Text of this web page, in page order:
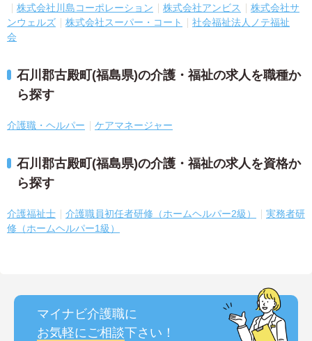
株式会社川島コーポレーション
株式会社アンビス
株式会社サ
ンウェルズ
株式会社スーパー・コート
社会福祉法人ノテ福祉
会
石川郡古殿町(福島県)の介護・福祉の求人を職種か
ら探す
介護職・ヘルパー ケアマネージャー
石川郡古殿町(福島県)の介護・福祉の求人を資格か
ら探す
介護福祉士 介護職員初任者研修（ホームヘルパー2級）
実務者研
修（ホームヘルパー1級）
マイナビ介護職に
お気軽にご相談下さい！